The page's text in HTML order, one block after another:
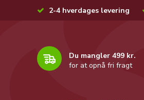
2-4 hverdages levering
Du mangler 499 kr.
for at opnå fri fragt